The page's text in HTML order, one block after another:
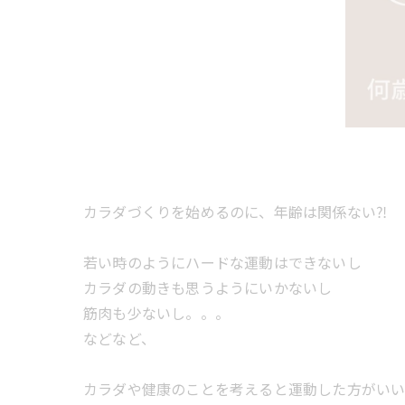
カラダづくりを始めるのに、年齢は関係ない⁈
若い時のようにハードな運動はできないし
カラダの動きも思うようにいかないし
筋肉も少ないし。。。
などなど、
カラダや健康のことを考えると運動した方がい